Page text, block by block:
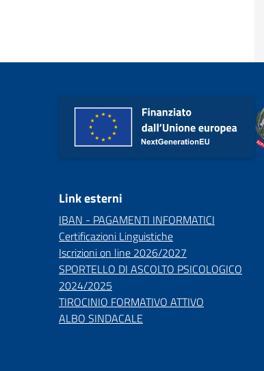
Link esterni
IBAN - PAGAMENTI INFORMATICI
Certificazioni Linguistiche
Iscrizioni on line 2026/2027
SPORTELLO DI ASCOLTO PSICOLOGICO
2024/2025
TIROCINIO FORMATIVO ATTIVO
ALBO SINDACALE